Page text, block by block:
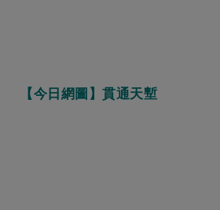
【今日網圖】貫通天塹